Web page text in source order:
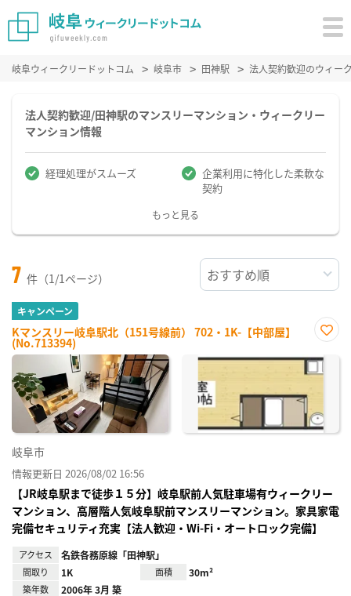
岐阜ウィークリードットコム 岐阜市 田神駅 法人契約歓迎のウィー
法人契約歓迎/田神駅のマンスリーマンション・ウィークリー
マンション情報
経理処理がスムーズ
企業利用に特化した柔軟な
契約
もっと見る
7 件（1/1ページ）
キャンペーン
Kマンスリー岐阜駅北（151号線前） 702・1K-【中部屋】
(No.713394)
に入
り登
岐阜市
情報更新日 2026/08/02 16:56
【JR岐阜駅まで徒歩１５分】岐阜駅前人気駐車場有ウィークリー
マンション、高層階人気岐阜駅前マンスリーマンション。家具家電
完備セキュリティ充実【法人歓迎・Wi-Fi・オートロック完備】
アクセス 名鉄各務原線「田神駅」
間取り 1K 面積 30m²
築年数 2006年 3月 築